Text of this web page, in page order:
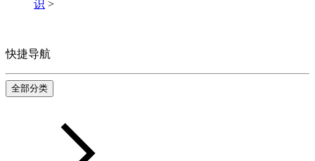
识 >
快捷导航
全部分类